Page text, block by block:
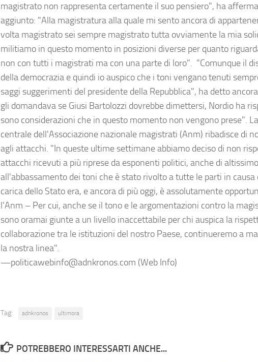
magistrato non rappresenta certamente il suo pensiero", ha
aggiunto: "Alla magistratura alla quale mi sento ancora di
volta magistrato sei sempre magistrato tutta ovviamente la mia
militiamo in questo momento in posizioni diverse per quanto
non con tutti i magistrati ma con una parte di loro". "Comunque il
della democrazia e quindi io auspico che i toni vengano tenuti
saggi suggerimenti del presidente della Repubblica", ha detto
gli domandava se Giusi Bartolozzi dovrebbe dimettersi, Nordio ha
sono considerazioni che in questo momento non vengono prese".
centrale dell'Associazione nazionale magistrati (Anm) ribadisce di
agli attacchi. "In queste ultime settimane abbiamo deciso di non
attacchi ricevuti a più riprese da esponenti politici, anche di
all'abbassamento dei toni che è stato rivolto a tutte le parti in causa
carica dello Stato era, e ancora di più oggi, è assolutamente
l'Anm – Per cui, anche se il tono e le argomentazioni contro la
sono oramai giunte a un livello inaccettabile per chi auspica la
collaborazione tra le istituzioni del nostro Paese, continueremo a
la nostra linea".
—politicawebinfo@adnkronos.com (Web Info)
Tag: adnkronos ultimora
POTREBBERO INTERESSARTI ANCHE...